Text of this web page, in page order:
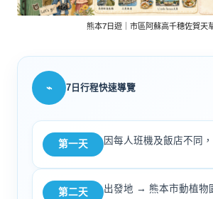
熊本7日遊｜市區阿蘇高千穗佐賀天
⌁ 7日行程快速導覽
第一天 因每人班機及飯店不同
第二天
出發地 → 熊本市動植